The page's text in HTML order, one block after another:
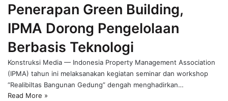
Penerapan Green Building,
IPMA Dorong Pengelolaan
Berbasis Teknologi
Konstruksi Media — Indonesia Property Management Association
(IPMA) tahun ini melaksanakan kegiatan seminar dan workshop
“Realibiltas Bangunan Gedung” dengah menghadirkan…
Read More »